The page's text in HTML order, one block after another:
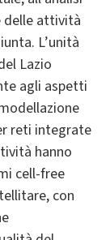
delle attività
L’unità
Lazio
agli aspetti
reti integrate
hanno
cell-free
con